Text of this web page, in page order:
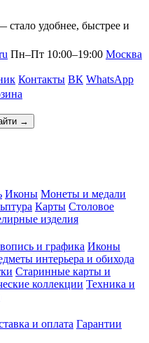
удобнее, быстрее и
Пн–Пт 10:00–19:00 Москва
Контакты ВК WhatsApp
→
Иконы Монеты и медали
Карты Столовое
изделия
и графика Иконы
интерьера и обихода
Старинные карты и
коллекции Техника и
и оплата Гарантии